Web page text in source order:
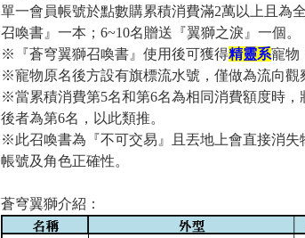
單一會員帳號於點數購累積消費滿2萬以上且為
召喚書』一本；6~10名贈送『翼獅之淚』一個。
※『蒼穹翼獅召喚書』使用後可獲得精靈系寵物
※寵物原名後方設有旗標流水號，僅做為流向觀
※當累積消費第5名和第6名為相同消費額度時，
後者為第6名，以此類推。
※此召喚書為『不可交易』且丟地上會直接消
帳號及角色正確性。
蒼穹翼獅介紹：